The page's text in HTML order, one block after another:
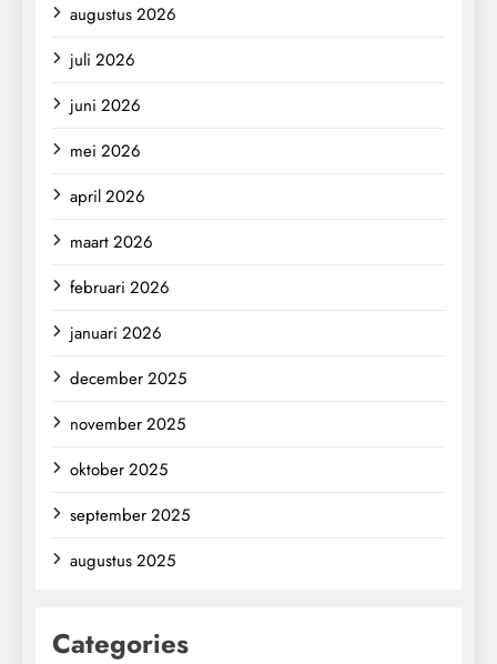
augustus 2026
juli 2026
juni 2026
mei 2026
april 2026
maart 2026
februari 2026
januari 2026
december 2025
november 2025
oktober 2025
september 2025
augustus 2025
Categories